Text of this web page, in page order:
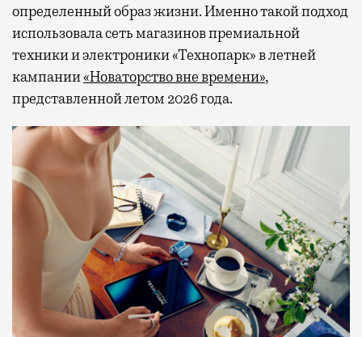
определенный образ жизни. Именно такой подход
использовала сеть магазинов премиальной
техники и электроники «Технопарк» в летней
кампании«Новаторство вне времени»,
представленной летом 2026 года.